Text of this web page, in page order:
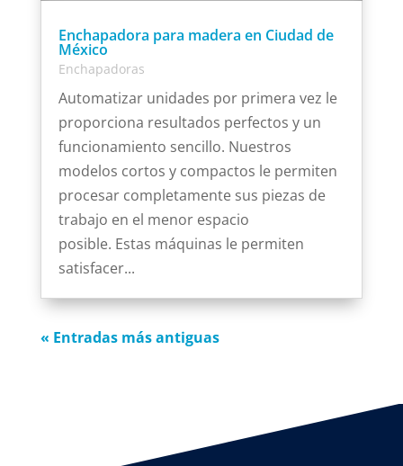
Enchapadora para madera en Ciudad de
México
Enchapadoras
Automatizar unidades por primera vez le
proporciona resultados perfectos y un
funcionamiento sencillo. Nuestros
modelos cortos y compactos le permiten
procesar completamente sus piezas de
trabajo en el menor espacio
posible. Estas máquinas le permiten
satisfacer...
« Entradas más antiguas